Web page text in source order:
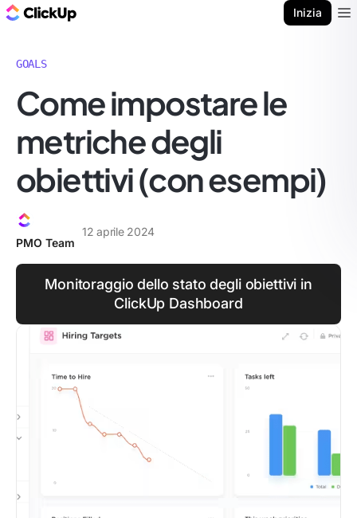
Inizia
GOALS
Come impostare le
metriche degli
obiettivi (con esempi)
PMO Team
12 aprile 2024
Monitoraggio dello stato degli obiettivi in
ClickUp Dashboard